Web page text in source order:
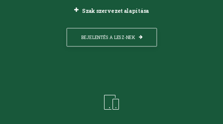
Szakszervezet alapítása
BEJELENTÉS A LESZ-NEK